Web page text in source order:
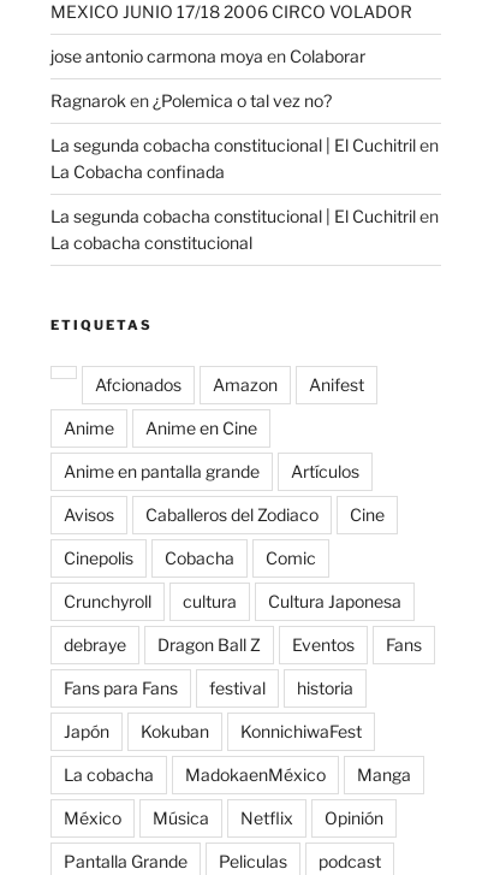
MEXICO JUNIO 17/18 2006 CIRCO VOLADOR
jose antonio carmona moya en Colaborar
Ragnarok en¿Polemica o tal vez no?
La segunda cobacha constitucional | El Cuchitrilen
La Cobacha confinada
La segunda cobacha constitucional | El Cuchitrilen
La cobacha constitucional
ETIQUETAS
Afcionados Amazon Anifest
Anime Anime en Cine
Anime en pantalla grande Artículos
Avisos Caballeros del Zodiaco Cine
Cinepolis Cobacha Comic
Crunchyroll cultura Cultura Japonesa
debraye Dragon Ball Z Eventos Fans
Fans para Fans festival historia
Japón Kokuban KonnichiwaFest
La cobacha MadokaenMéxico Manga
México Música Netflix Opinión
Pantalla Grande Peliculas podcast